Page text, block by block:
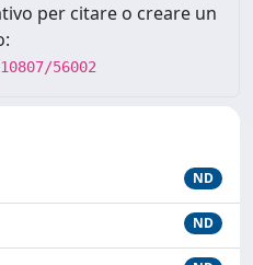
per citare o creare un
56002
ND
ND